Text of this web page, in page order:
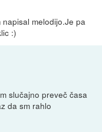
melodijo.Je pa
:)
slučajno preveč časa
da sm rahlo